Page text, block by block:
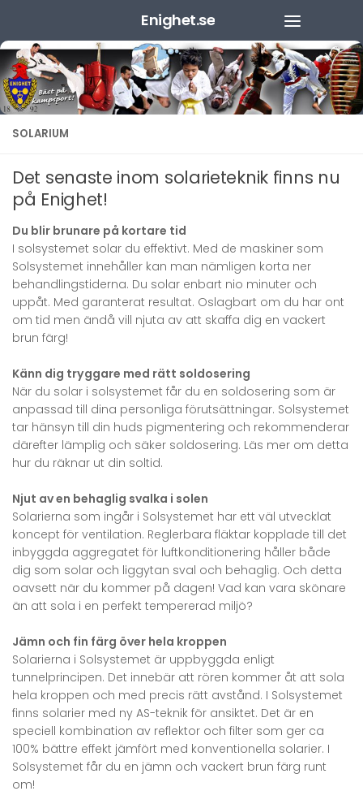
Enighet.se
SOLARIUM
Det senaste inom solarieteknik finns nu
på Enighet!
Du blir brunare på kortare tid
I solsystemet solar du effektivt. Med de maskiner som
Solsystemet innehåller kan man nämligen korta ner
behandlingstiderna. Du solar enbart nio minuter och
uppåt. Med garanterat resultat. Oslagbart om du har ont
om tid men ändå vill njuta av att skaffa dig en vackert
brun färg!
Känn dig tryggare med rätt soldosering
När du solar i solsystemet får du en soldosering som är
anpassad till dina personliga förutsättningar. Solsystemet
tar hänsyn till din huds pigmentering och rekommenderar
därefter lämplig och säker soldosering. Läs mer om detta
hur du räknar ut din soltid.
Njut av en behaglig svalka i solen
Solarierna som ingår i Solsystemet har ett väl utvecklat
koncept för ventilation. Reglerbara fläktar kopplade till det
inbyggda aggregatet för luftkonditionering håller både
dig som solar och liggytan sval och behaglig. Och detta
oavsett när du kommer på dagen! Vad kan vara skönare
än att sola i en perfekt tempererad miljö?
Jämn och fin färg över hela kroppen
Solarierna i Solsystemet är uppbyggda enligt
tunnelprincipen. Det innebär att rören kommer åt att sola
hela kroppen och med precis rätt avstånd. I Solsystemet
finns solarier med ny AS-teknik för ansiktet. Det är en
speciell kombination av reflektor och filter som ger ca
100% bättre effekt jämfört med konventionella solarier. I
Solsystemet får du en jämn och vackert brun färg runt
om!